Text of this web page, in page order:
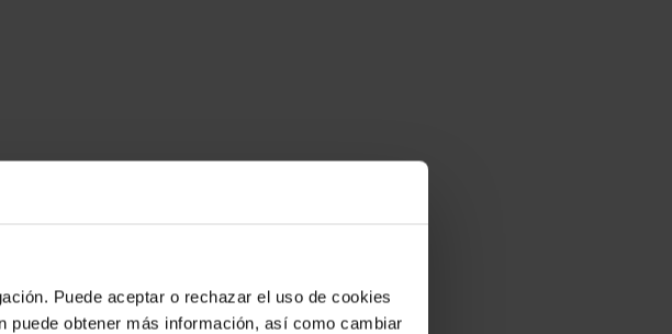
Puede aceptar o rechazar el uso de cookies
puede obtener más información, así como cambiar